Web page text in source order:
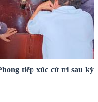
tiếp xúc cử tri sau kỳ